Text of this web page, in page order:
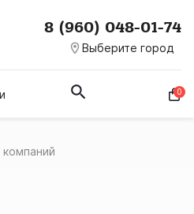
room Выберите город
8 (960) 048-01-74
0